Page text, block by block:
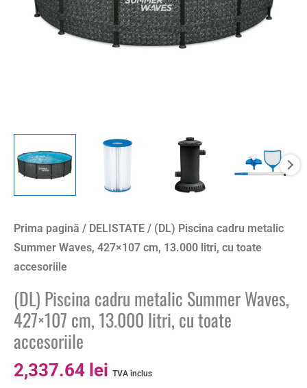
Prima pagină / DELISTATE / (DL) Piscina cadru metalic
Summer Waves, 427×107 cm, 13.000 litri, cu toate
accesoriile
(DL) Piscina cadru metalic Summer Waves,
427×107 cm, 13.000 litri, cu toate
accesoriile
2,337.64 lei TVA inclus